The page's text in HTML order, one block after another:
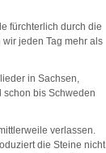
fürchterlich durch die
wir jeden Tag mehr als
in Sachsen,
schon bis Schweden
verlassen.
die Steine nicht